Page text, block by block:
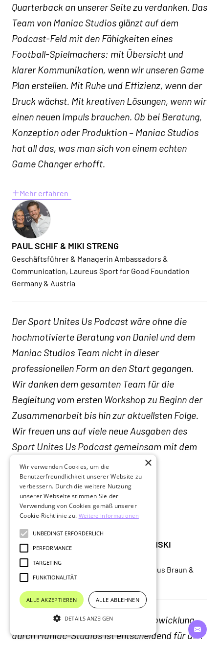
Quarterback an unserer Seite zu verdanken. Das
Team von Maniac Studios glänzt auf dem
Podcast-Feld mit den Fähigkeiten eines
Football-Spielmachers: mit Übersicht und
klarer Kommunikation, wenn wir unseren Game
Plan erstellen. Mit Ruhe und Effizienz, wenn der
Druck wächst. Mit kreativen Lösungen, wenn wir
einen neuen Impuls brauchen. Ob bei Beratung,
Konzeption oder Produktion – Maniac Studios
hat all das, was man sich von einem echten
Game Changer erhofft.
Mehr erfahren
PAUL SCHIF & MIKI STRENG
Geschäftsführer & Managerin Ambassadors &
Communication, Laureus Sport for Good Foundation
Germany & Austria
Der Sport Unites Us Podcast wäre ohne die
hochmotivierte Beratung von Daniel und dem
Maniac Studios Team nicht in dieser
professionellen Form an den Start gegangen.
Wir danken dem gesamten Team für die
Begleitung vom ersten Workshop zu Beginn der
Zusammenarbeit bis hin zur aktuellsten Folge.
Wir freuen uns auf viele neue Ausgaben des
Sport Unites Us Podcast gemeinsam mit dem
Maniac Studios Team!
Mehr erfahren
OLLIVER TIETZ UND TOBIAS WRZESINSKI
Geschäftsführer der DFB-Kulturstiftung &
Geschäftsführer der DFB-Stiftungen Egidius Braun &
Sepp Herberger
Die professionelle Betreuung und Abwicklung
durch Maniac-Studios ist entscheidend für den
×
Wir verwenden Cookies, um die
Benutzerfreundlichkeit unserer Website zu
verbessern. Durch die weitere Nutzung
unserer Webseite stimmen Sie der
Verwendung von Cookies gemäß unserer
Cookie-Richtlinie zu. Weitere Informationen
UNBEDINGT ERFORDERLICH
PERFORMANCE
TARGETING
FUNKTIONALITÄT
ALLE AKZEPTIEREN ALLE ABLEHNEN
DETAILS ANZEIGEN